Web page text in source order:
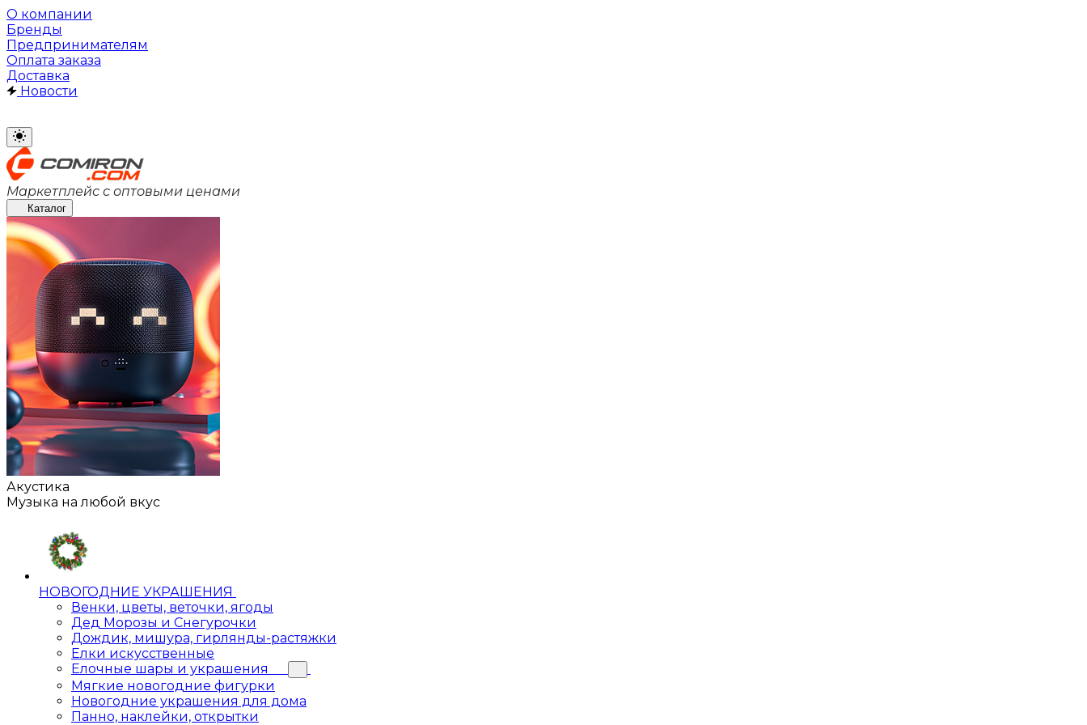
О компании
Бренды
Предпринимателям
Оплата заказа
Доставка
Новости
Маркетплейс с оптовыми ценами
Каталог
Акустика
Музыка на любой вкус
НОВОГОДНИЕ УКРАШЕНИЯ
Венки, цветы, веточки, ягоды
Дед Морозы и Снегурочки
Дождик, мишура, гирлянды-растяжки
Елки искусственные
Елочные шары и украшения
Мягкие новогодние фигурки
Новогодние украшения для дома
Панно, наклейки, открытки